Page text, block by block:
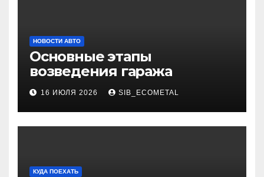
НОВОСТИ АВТО
Основные этапы
возведения гаража
16 ИЮЛЯ 2026 SIB_ECOMETAL
КУДА ПОЕХАТЬ